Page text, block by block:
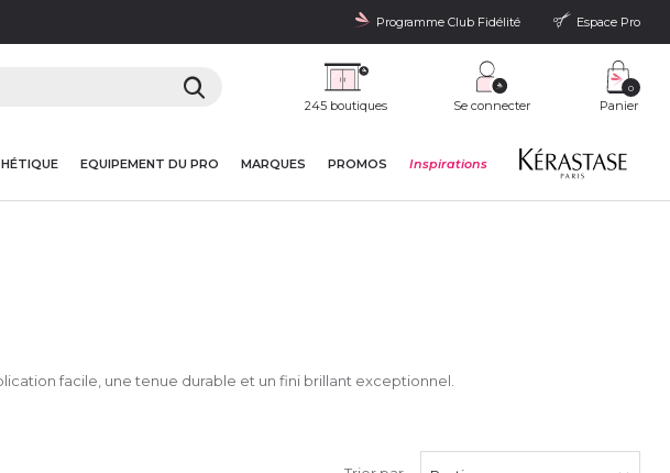
Programme Club Fidélité Espace Pro
245 boutiques Se connecter Panier
0
EQUIPEMENT DU PRO MARQUES PROMOS Inspirations
facile, une tenue durable et un fini brillant exceptionnel.